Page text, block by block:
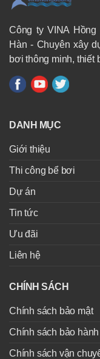
Công ty VINA
Hàn - Chuyên xây
bơi thông minh, thiết
DANH MỤC
Giới thiệu
Thi công bể bơi
Dự án
Tin tức
Ưu đãi
Liên hệ
CHÍNH SÁCH
Chính sách bảo mật
Chính sách bảo hành
Chính sách vận